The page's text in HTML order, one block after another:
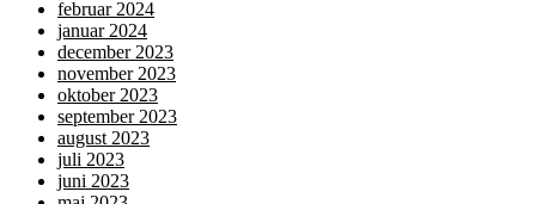
februar 2024
januar 2024
december 2023
november 2023
oktober 2023
september 2023
august 2023
juli 2023
juni 2023